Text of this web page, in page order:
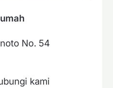
No. 54
kami